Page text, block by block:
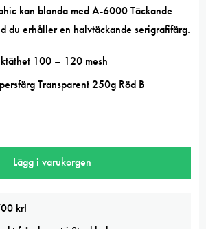
kan blanda med A-6000 Täckande
du erhåller en halvtäckande serigrafifärg.
100 – 120 mesh
Transparent 250g Röd B
Lägg i varukorgen
kr!